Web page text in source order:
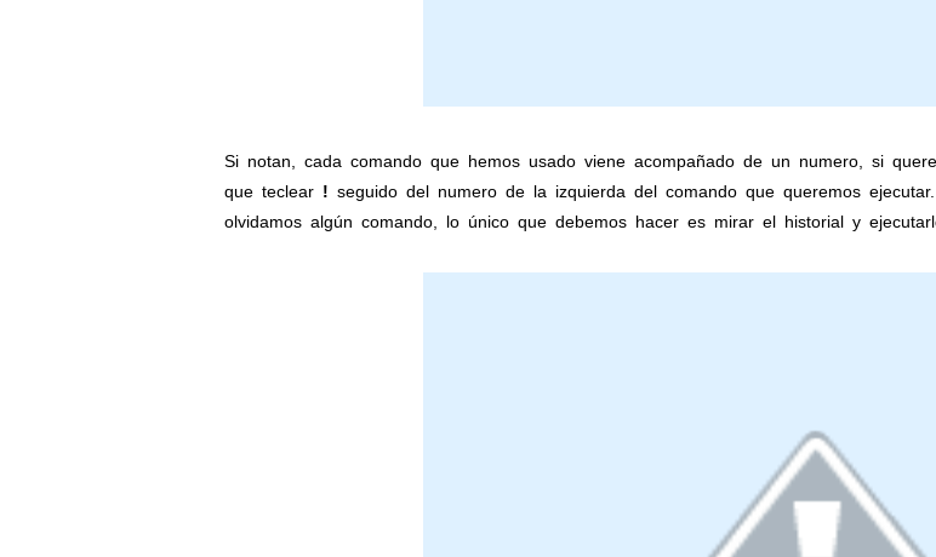
Si notan, cada comando que hemos usado viene acompañado de un numero, si
que teclear ! seguido del numero de la izquierda del comando que queremos
olvidamos algún comando, lo único que debemos hacer es mirar el historial y